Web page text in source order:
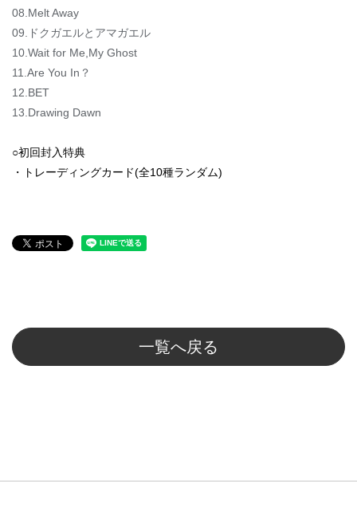
08.Melt Away
09.ドクガエルとアマガエル
10.Wait for Me,My Ghost
11.Are You In？
12.BET
13.Drawing Dawn
○初回封入特典
・トレーディングカード(全10種ランダム)
一覧へ戻る